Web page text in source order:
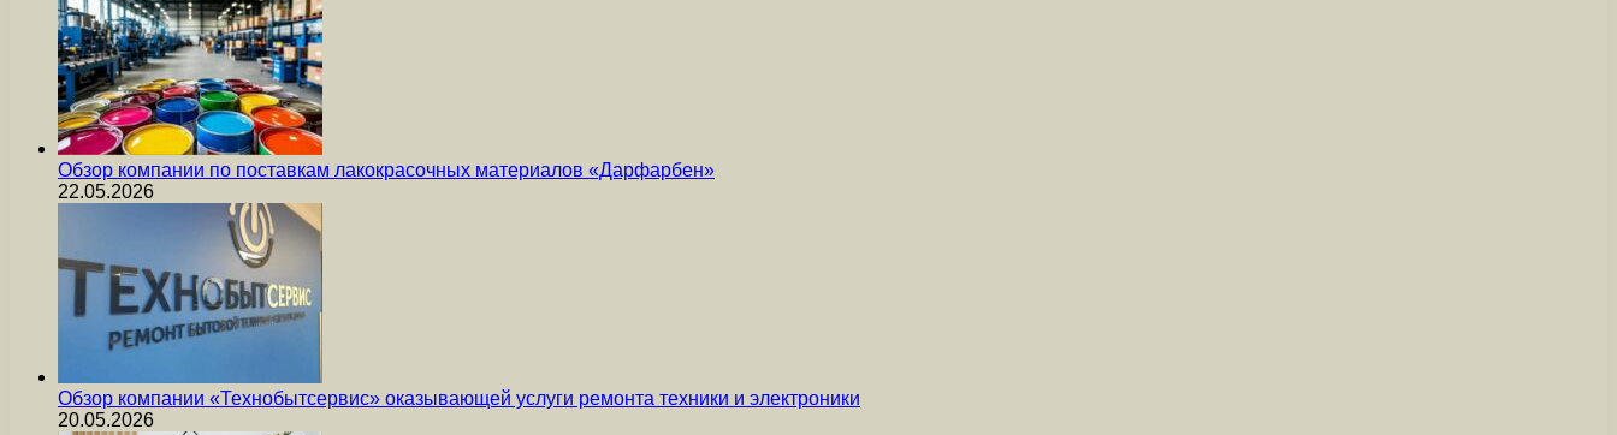
Обзор компании по поставкам лакокрасочных материалов «Дарфарбен»
22.05.2026
Обзор компании «Технобытсервис» оказывающей услуги ремонта техники и электроники
20.05.2026